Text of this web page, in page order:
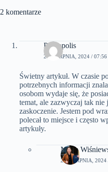
2 komentarze
Photopolis
27 SIERPNIA, 2024 / 07:56
Świetny artykuł. W czasie
potrzebnych informacji
osobom wydaje się, że
temat, ale zazwyczaj tak nie
zaskoczenie. Jestem pod
polecał to miejsce i często
artykuły.
Marta
27 SIERPNIA, 2024